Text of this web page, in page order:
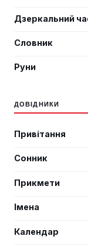
Дзеркальний
Словник
Руни
ДОВІДНИКИ
Привітання
Сонник
Прикмети
Імена
Календар